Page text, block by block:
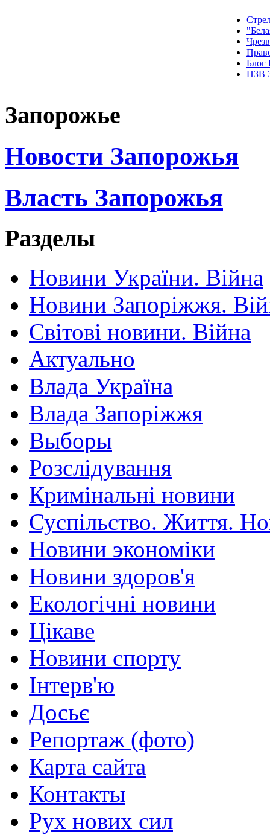
Блог
ПЗВ
Запорожье
Новости Запорожья
Власть Запорожья
Разделы
Новини України. Війна
Новини Запоріжжя.
Світові новини. Війна
Актуально
Влада Україна
Влада Запоріжжя
Выборы
Розслідування
Кримінальні новини
Суспільство. Життя.
Новини экономіки
Новини здоров'я
Екологічні новини
Цікаве
Новини спорту
Інтерв'ю
Досьє
Репортаж (фото)
Карта сайта
Контакты
Рух нових сил